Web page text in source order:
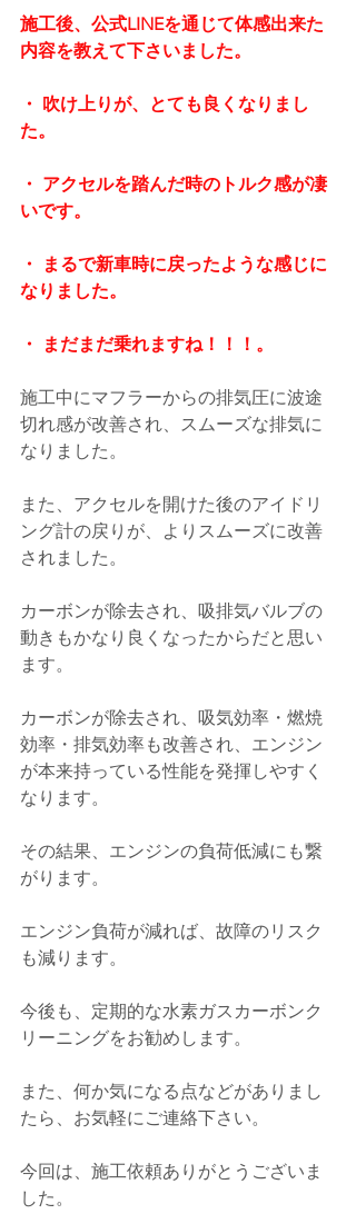
施工後、公式LINEを通じて体感出来た
内容を教えて下さいました。
・ 吹け上りが、とても良くなりまし
た。
・ アクセルを踏んだ時のトルク感が凄
いです。
・ まるで新車時に戻ったような感じに
なりました。
・ まだまだ乗れますね！！！。
施工中にマフラーからの排気圧に波途
切れ感が改善され、スムーズな排気に
なりました。
また、アクセルを開けた後のアイドリ
ング計の戻りが、よりスムーズに改善
されました。
カーボンが除去され、吸排気バルブの
動きもかなり良くなったからだと思い
ます。
カーボンが除去され、吸気効率・燃焼
効率・排気効率も改善され、エンジン
が本来持っている性能を発揮しやすく
なります。
その結果、エンジンの負荷低減にも繋
がります。
エンジン負荷が減れば、故障のリスク
も減ります。
今後も、定期的な水素ガスカーボンク
リーニングをお勧めします。
また、何か気になる点などがありまし
たら、お気軽にご連絡下さい。
今回は、施工依頼ありがとうございま
した。